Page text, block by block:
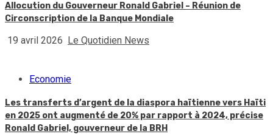
Allocution du Gouverneur Ronald Gabriel – Réunion de
Circonscription de la Banque Mondiale
19 avril 2026 Le Quotidien News
Economie
Les transferts d’argent de la diaspora haïtienne vers Haïti
en 2025 ont augmenté de 20% par rapport à 2024, précise
Ronald Gabriel, gouverneur de la BRH